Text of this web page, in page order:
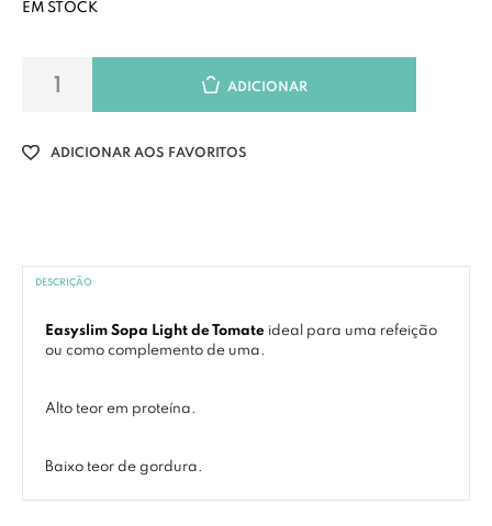
EM STOCK
ADICIONAR
ADICIONAR AOS FAVORITOS
DESCRIÇÃO
Easyslim Sopa Light de Tomate ideal para uma refeição
ou como complemento de uma.
Alto teor em proteína.
Baixo teor de gordura.